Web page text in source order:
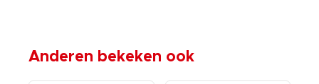
Anderen bekeken ook